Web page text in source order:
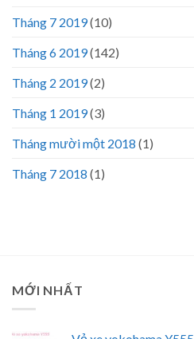
Tháng 7 2019(10)
Tháng 6 2019(142)
Tháng 2 2019(2)
Tháng 1 2019(3)
Tháng mười một 2018 (1)
Tháng 7 2018 (1)
MỚI NHẤT